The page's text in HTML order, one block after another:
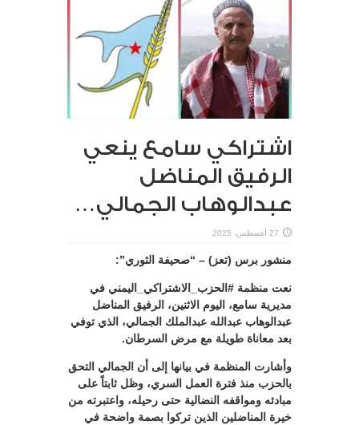
اشتراكي سامع ينعي
الرفيق المناضل
عبدالوهاب الجمالي…
27 أغسطس، 2025
منشور برس (تعز) – “صحيفة الثوري”:
نعت منظمة #الحزب_الاشتراكي_اليمني في
مديرية سامع، اليوم الاثنين، الرفيق المناضل
عبدالوهاب عبدالله عبدالملك الجمالي، الذي توفي
بعد معاناة طويلة مع مرض السرطان.
وأشارت المنظمة في بيانها إلى أن الجمالي التحق
بالحزب منذ فترة العمل السري، وظل ثابتاً على
مبادئه ومواقفه النضالية حتى رحيله، واعتبرته من
خيرة المناضلين الذين تركوا بصمة واضحة في